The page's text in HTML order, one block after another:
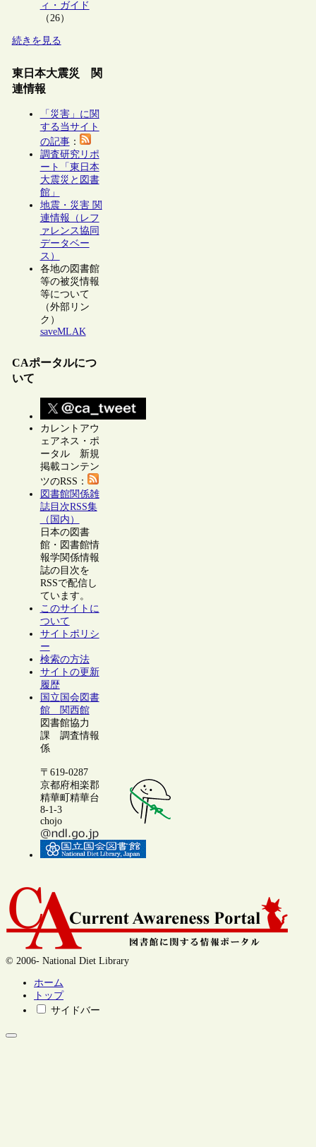
ィ・ガイド
（26）
続きを見る
東日本大震災 関
連情報
「災害」に関
する当サイト
の記事：
調査研究リポ
ート「東日本
大震災と図書
館」
地震・災害 関
連情報（レフ
ァレンス協同
データベー
ス）
各地の図書館
等の被災情報
等について
（外部リン
ク）
saveMLAK
CAポータルにつ
いて
カレントアウ
ェアネス・ポ
ータル 新規
掲載コンテン
ツのRSS：
図書館関係雑
誌目次RSS集
（国内）
日本の図書
館・図書館情
報学関係情報
誌の目次を
RSSで配信し
ています。
このサイトに
ついて
サイトポリシ
ー
検索の方法
サイトの更新
履歴
国立国会図書
館 関西館
図書館協力
課 調査情報
係
〒619-0287
京都府相楽郡
精華町精華台
8-1-3
chojo
© 2006- National Diet Library
ホーム
トップ
サイドバー